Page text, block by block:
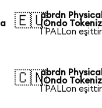
🇪🇺abrdn
(Ondo
1 PALLon
🇨🇳abrdn
(Ondo
1 PALLon